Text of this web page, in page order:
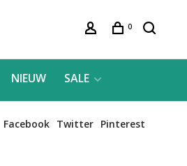
0
NIEUW SALE
Facebook Twitter Pinterest